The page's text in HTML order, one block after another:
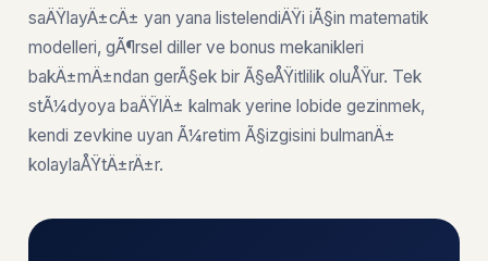
saÄŸlayÄ±cÄ± yan yana listelendiÄŸi iÃ§in matematik
modelleri, gÃ¶rsel diller ve bonus mekanikleri
bakÄ±mÄ±ndan gerÃ§ek bir Ã§eÅŸitlilik oluÅŸur. Tek
stÃ¼dyoya baÄŸlÄ± kalmak yerine lobide gezinmek,
kendi zevkine uyan Ã¼retim Ã§izgisini bulmanÄ±
kolaylaÅŸtÄ±rÄ±r.